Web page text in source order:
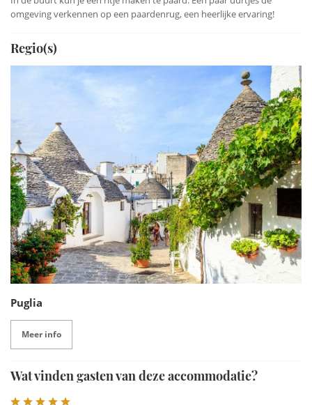
omgeving verkennen op een paardenrug, een heerlijke ervaring!
Regio(s)
Puglia
Meer info
Wat vinden gasten van deze accommodatie?